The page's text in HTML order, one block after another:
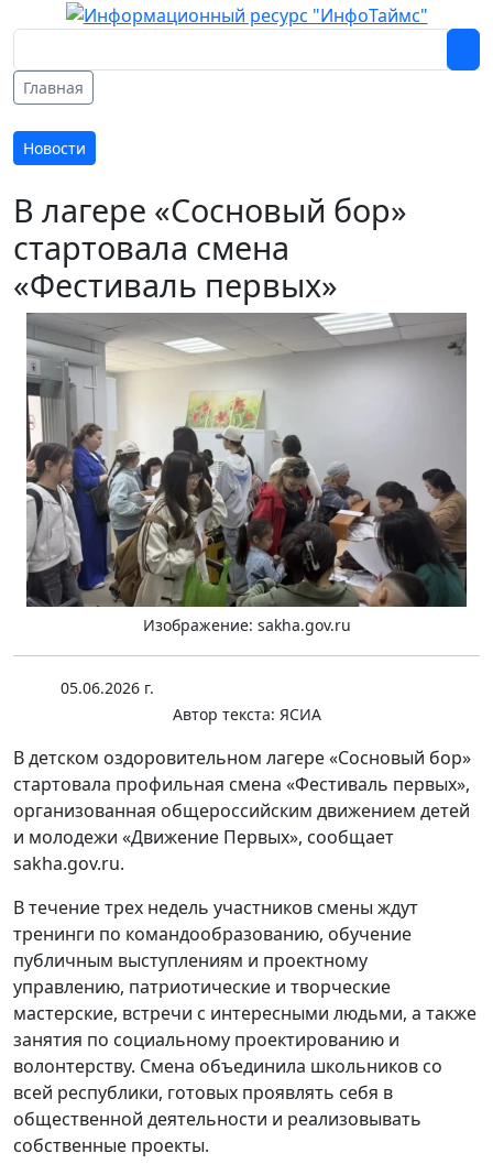
Главная
Новости
В лагере «Сосновый бор»
стартовала смена
«Фестиваль первых»
Изображение: sakha.gov.ru
05.06.2026 г.
Автор текста: ЯСИА
В детском оздоровительном лагере «Сосновый бор»
стартовала профильная смена «Фестиваль первых»,
организованная общероссийским движением детей
и молодежи «Движение Первых», сообщает
sakha.gov.ru.
В течение трех недель участников смены ждут
тренинги по командообразованию, обучение
публичным выступлениям и проектному
управлению, патриотические и творческие
мастерские, встречи с интересными людьми, а также
занятия по социальному проектированию и
волонтерству. Смена объединила школьников со
всей республики, готовых проявлять себя в
общественной деятельности и реализовывать
собственные проекты.